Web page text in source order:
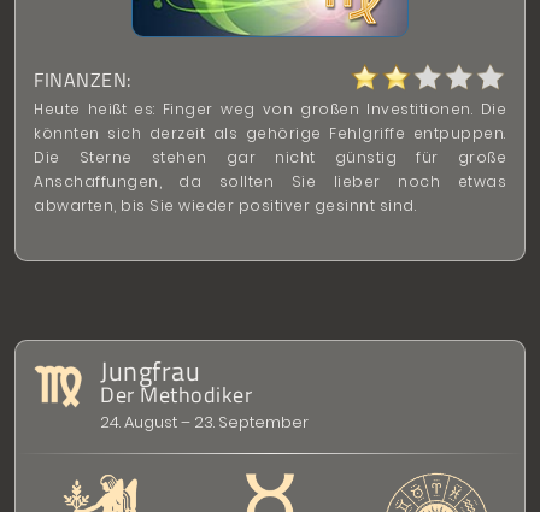
FINANZEN:
Heute heißt es: Finger weg von großen Investitionen. Die
könnten sich derzeit als gehörige Fehlgriffe entpuppen.
Die Sterne stehen gar nicht günstig für große
Anschaffungen, da sollten Sie lieber noch etwas
abwarten, bis Sie wieder positiver gesinnt sind.
Jungfrau
Der Methodiker
24. August – 23. September